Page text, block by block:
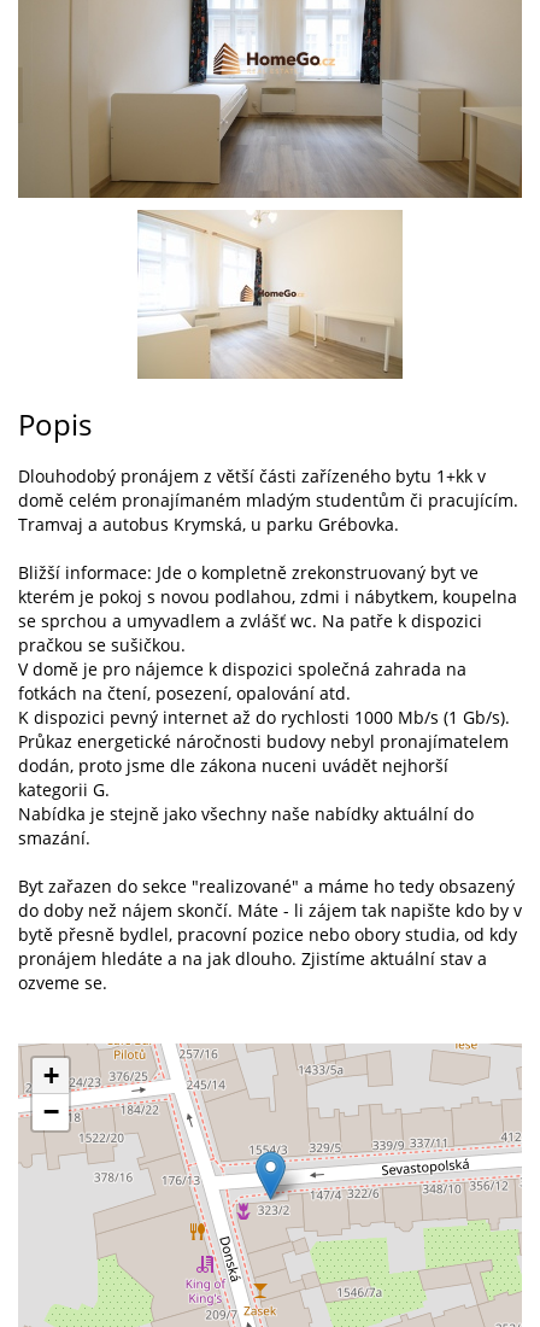
Popis
Dlouhodobý pronájem z větší části zařízeného bytu 1+kk v
domě celém pronajímaném mladým studentům či pracujícím.
Tramvaj a autobus Krymská, u parku Grébovka.
Bližší informace: Jde o kompletně zrekonstruovaný byt ve
kterém je pokoj s novou podlahou, zdmi i nábytkem, koupelna
se sprchou a umyvadlem a zvlášť wc. Na patře k dispozici
pračkou se sušičkou.
V domě je pro nájemce k dispozici společná zahrada na
fotkách na čtení, posezení, opalování atd.
K dispozici pevný internet až do rychlosti 1000 Mb/s (1 Gb/s).
Průkaz energetické náročnosti budovy nebyl pronajímatelem
dodán, proto jsme dle zákona nuceni uvádět nejhorší
kategorii G.
Nabídka je stejně jako všechny naše nabídky aktuální do
smazání.
Byt zařazen do sekce "realizované" a máme ho tedy obsazený
do doby než nájem skončí. Máte - li zájem tak napište kdo by v
bytě přesně bydlel, pracovní pozice nebo obory studia, od kdy
pronájem hledáte a na jak dlouho. Zjistíme aktuální stav a
ozveme se.
+
−